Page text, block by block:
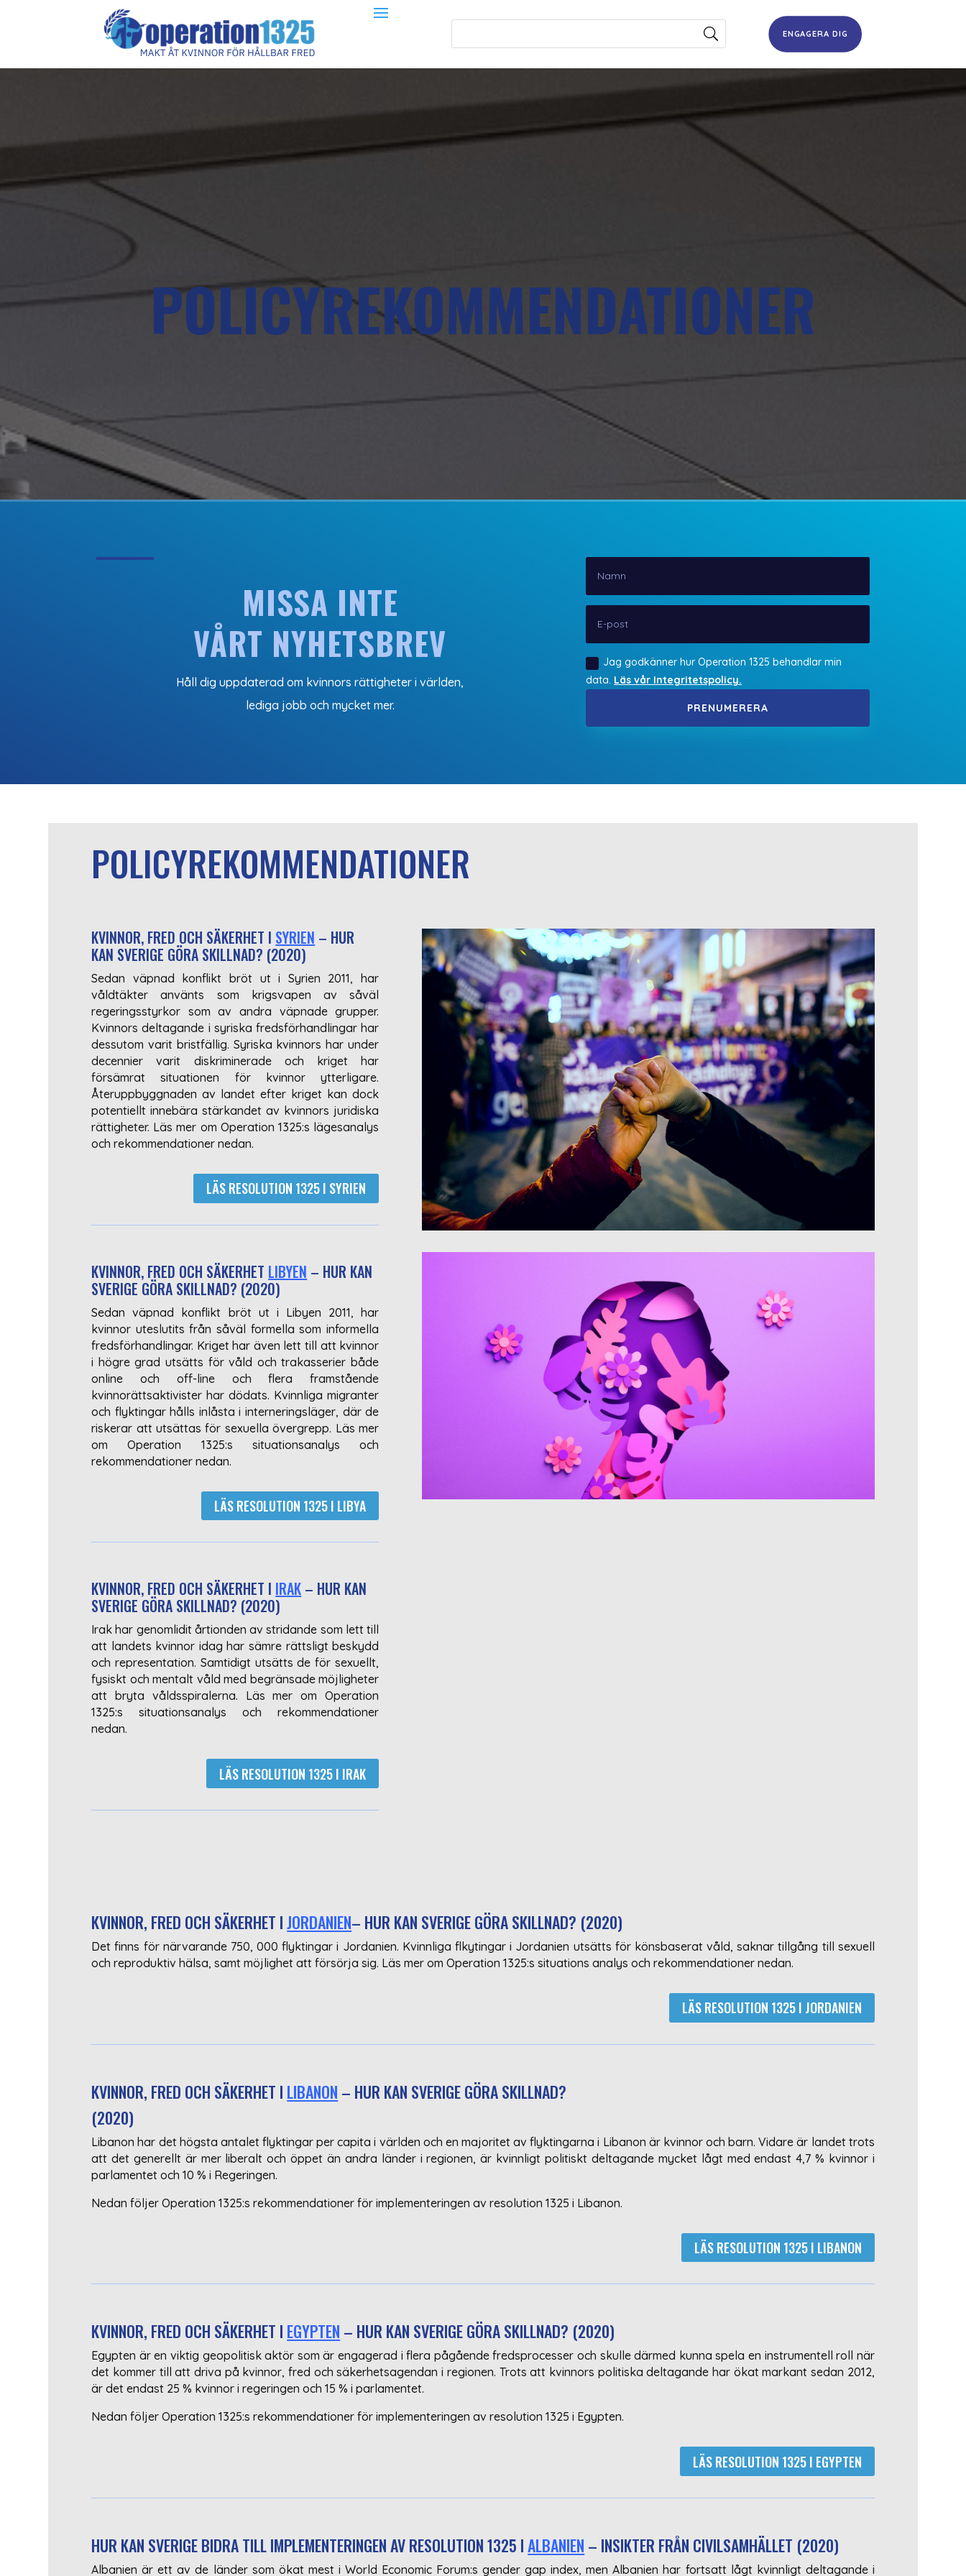
ENGAGERA DIG
POLICYREKOMMENDATIONER
MISSA INTE
VÅRT NYHETSBREV
Håll dig uppdaterad om kvinnors rättigheter i världen,
lediga jobb och mycket mer.
Jag godkänner hur Operation 1325 behandlar min
data. Läs vår Integritetspolicy.
PRENUMERERA
POLICYREKOMMENDATIONER
KVINNOR, FRED OCH SÄKERHET I SYRIEN – HUR
KAN SVERIGE GÖRA SKILLNAD? (2020)
Sedan väpnad konflikt bröt ut i Syrien 2011, har
våldtäkter använts som krigsvapen av såväl
regeringsstyrkor som av andra väpnade grupper.
Kvinnors deltagande i syriska fredsförhandlingar har
dessutom varit bristfällig. Syriska kvinnors har under
decennier varit diskriminerade och kriget har
försämrat situationen för kvinnor ytterligare.
Återuppbyggnaden av landet efter kriget kan dock
potentiellt innebära stärkandet av kvinnors juridiska
rättigheter. Läs mer om Operation 1325:s lägesanalys
och rekommendationer nedan.
LÄS RESOLUTION 1325 I SYRIEN
KVINNOR, FRED OCH SÄKERHET LIBYEN – HUR KAN
SVERIGE GÖRA SKILLNAD? (2020)
Sedan väpnad konflikt bröt ut i Libyen 2011, har
kvinnor uteslutits från såväl formella som informella
fredsförhandlingar. Kriget har även lett till att kvinnor
i högre grad utsätts för våld och trakasserier både
online och off-line och flera framstående
kvinnorättsaktivister har dödats. Kvinnliga migranter
och flyktingar hålls inlåsta i interneringsläger, där de
riskerar att utsättas för sexuella övergrepp. Läs mer
om Operation 1325:s situationsanalys och
rekommendationer nedan.
LÄS RESOLUTION 1325 I LIBYA
KVINNOR, FRED OCH SÄKERHET I IRAK – HUR KAN
SVERIGE GÖRA SKILLNAD? (2020)
Irak har genomlidit årtionden av stridande som lett till
att landets kvinnor idag har sämre rättsligt beskydd
och representation. Samtidigt utsätts de för sexuellt,
fysiskt och mentalt våld med begränsade möjligheter
att bryta våldsspiralerna. Läs mer om Operation
1325:s situationsanalys och rekommendationer
nedan.
LÄS RESOLUTION 1325 I IRAK
KVINNOR, FRED OCH SÄKERHET IJORDANIEN– HUR KAN SVERIGE GÖRA SKILLNAD? (2020)
Det finns för närvarande 750, 000 flyktingar i Jordanien. Kvinnliga flkytingar i Jordanien utsätts för könsbaserat våld, saknar tillgång till sexuell
och reproduktiv hälsa, samt möjlighet att försörja sig. Läs mer om Operation 1325:s situations analys och rekommendationer nedan.
LÄS RESOLUTION 1325 I JORDANIEN
KVINNOR, FRED OCH SÄKERHET I LIBANON – HUR KAN SVERIGE GÖRA SKILLNAD?
(2020)
Libanon har det högsta antalet flyktingar per capita i världen och en majoritet av flyktingarna i Libanon är kvinnor och barn. Vidare är landet trots
att det generellt är mer liberalt och öppet än andra länder i regionen, är kvinnligt politiskt deltagande mycket lågt med endast 4,7 % kvinnor i
parlamentet och 10 % i Regeringen.
Nedan följer Operation 1325:s rekommendationer för implementeringen av resolution 1325 i Libanon.
LÄS RESOLUTION 1325 I LIBANON
KVINNOR, FRED OCH SÄKERHET I EGYPTEN – HUR KAN SVERIGE GÖRA SKILLNAD? (2020)
Egypten är en viktig geopolitisk aktör som är engagerad i flera pågående fredsprocesser och skulle därmed kunna spela en instrumentell roll när
det kommer till att driva på kvinnor, fred och säkerhetsagendan i regionen. Trots att kvinnors politiska deltagande har ökat markant sedan 2012,
är det endast 25 % kvinnor i regeringen och 15 % i parlamentet.
Nedan följer Operation 1325:s rekommendationer för implementeringen av resolution 1325 i Egypten.
LÄS RESOLUTION 1325 I EGYPTEN
HUR KAN SVERIGE BIDRA TILL IMPLEMENTERINGEN AV RESOLUTION 1325 IALBANIEN – INSIKTER FRÅN CIVILSAMHÄLLET (2020)
Albanien är ett av de länder som ökat mest i World Economic Forum:s gender gap index, men Albanien har fortsatt lågt kvinnligt deltagande i